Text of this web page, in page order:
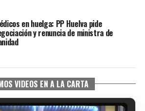
en huelga: PP Huelva pide
y renuncia de ministra de
VIDEOS EN A LA CARTA